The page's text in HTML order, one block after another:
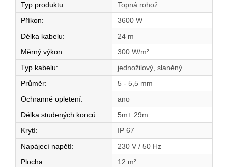
Typ produktu:
Topná rohož
Příkon:
3600 W
Délka kabelu:
24 m
Měrný výkon:
300 W/m²
Typ kabelu:
jednožilový, slaněný
Průměr:
5 - 5,5 mm
Ochranné opletení:
ano
Délka studených konců:
5m+ 29m
Krytí:
IP 67
Napájecí napětí:
230 V / 50 Hz
Plocha:
12 m²